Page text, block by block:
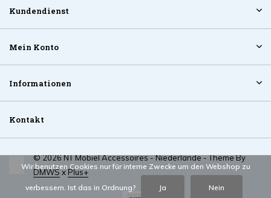
Kundendienst
Mein Konto
Informationen
Kontakt
© 2026 NT Mobiel Accessoires - Niederlande - Theme By
DMWSxPlus+
Wir benutzen Cookies nur für interne Zwecke um den Webshop zu
verbessern. Ist das in Ordnung? Ja Nein